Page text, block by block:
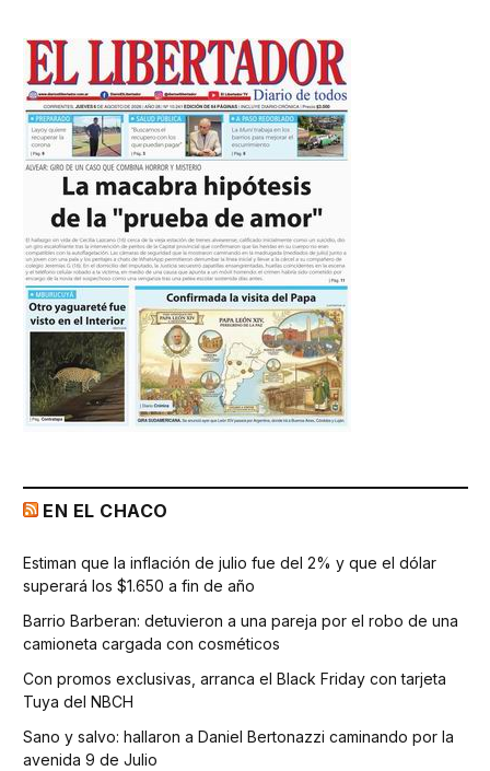
EN EL CHACO
Estiman que la inflación de julio fue del 2% y que el dólar
superará los $1.650 a fin de año
Barrio Barberan: detuvieron a una pareja por el robo de una
camioneta cargada con cosméticos
Con promos exclusivas, arranca el Black Friday con tarjeta
Tuya del NBCH
Sano y salvo: hallaron a Daniel Bertonazzi caminando por la
avenida 9 de Julio